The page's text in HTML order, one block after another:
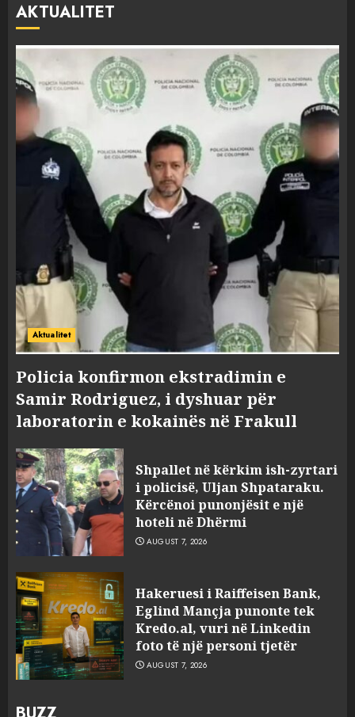
AKTUALITET
Aktualitet
Policia konfirmon ekstradimin e
Samir Rodriguez, i dyshuar për
laboratorin e kokainës në Frakull
Shpallet në kërkim ish-zyrtari
i policisë, Uljan Shpataraku.
Kërcënoi punonjësit e një
hoteli në Dhërmi
AUGUST 7, 2026
Hakeruesi i Raiffeisen Bank,
Eglind Mançja punonte tek
Kredo.al, vuri në Linkedin
foto të një personi tjetër
AUGUST 7, 2026